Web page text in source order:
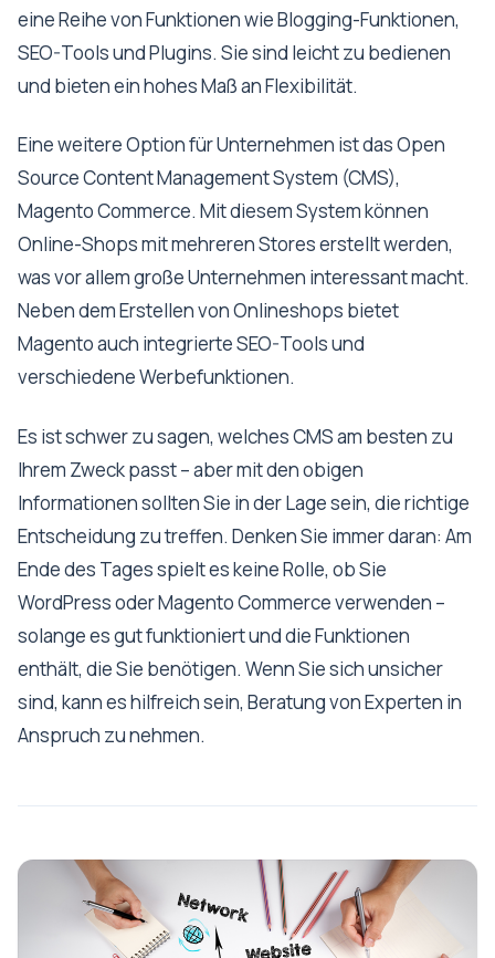
eine Reihe von Funktionen wie Blogging-Funktionen,
SEO-Tools und Plugins. Sie sind leicht zu bedienen
und bieten ein hohes Maß an Flexibilität.
Eine weitere Option für Unternehmen ist das Open
Source Content Management System (CMS),
Magento Commerce. Mit diesem System können
Online-Shops mit mehreren Stores erstellt werden,
was vor allem große Unternehmen interessant macht.
Neben dem Erstellen von Onlineshops bietet
Magento auch integrierte SEO-Tools und
verschiedene Werbefunktionen.
Es ist schwer zu sagen, welches CMS am besten zu
Ihrem Zweck passt – aber mit den obigen
Informationen sollten Sie in der Lage sein, die richtige
Entscheidung zu treffen. Denken Sie immer daran: Am
Ende des Tages spielt es keine Rolle, ob Sie
WordPress oder Magento Commerce verwenden –
solange es gut funktioniert und die Funktionen
enthält, die Sie benötigen. Wenn Sie sich unsicher
sind, kann es hilfreich sein, Beratung von Experten in
Anspruch zu nehmen.